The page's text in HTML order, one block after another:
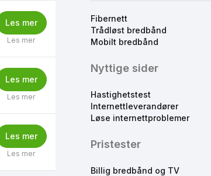
Les mer
Les mer
Les mer
Les mer
Les mer
Les mer
Fibernett
Trådløst bredbånd
Mobilt bredbånd
Nyttige sider
Hastighetstest
Internettleverandører
Løse internettproblemer
Pristester
Billig bredbånd og TV